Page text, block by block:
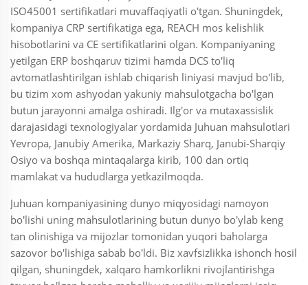
ISO45001 sertifikatlari muvaffaqiyatli o'tgan. Shuningdek,
kompaniya CRP sertifikatiga ega, REACH mos kelishlik
hisobotlarini va CE sertifikatlarini olgan. Kompaniyaning
yetilgan ERP boshqaruv tizimi hamda DCS to'liq
avtomatlashtirilgan ishlab chiqarish liniyasi mavjud bo'lib,
bu tizim xom ashyodan yakuniy mahsulotgacha bo'lgan
butun jarayonni amalga oshiradi. Ilg'or va mutaxassislik
darajasidagi texnologiyalar yordamida Juhuan mahsulotlari
Yevropa, Janubiy Amerika, Markaziy Sharq, Janubi-Sharqiy
Osiyo va boshqa mintaqalarga kirib, 100 dan ortiq
mamlakat va hududlarga yetkazilmoqda.
Juhuan kompaniyasining dunyo miqyosidagi namoyon
bo'lishi uning mahsulotlarining butun dunyo bo'ylab keng
tan olinishiga va mijozlar tomonidan yuqori baholarga
sazovor bo'lishiga sabab bo'ldi. Biz xavfsizlikka ishonch hosil
qilgan, shuningdek, xalqaro hamkorlikni rivojlantirishga